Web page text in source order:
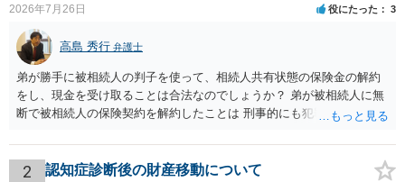
2026年7月26日 役にたった 3
高島 秀行 弁護士
弟が勝手に被相続人の判子を使って、相続人共有状態の保険金の解約
をし、現金を受け取ることは合法なのでしょうか？ 弟が被相続人に無
断で被相続人の保険契約を解約したことは 刑事的にも犯罪となる可能
された書類のコピーを取得して、弁護士に面談で詳しい事情を話して
相談 されたら良いと思います。
2 認知症診断後の財産移動について